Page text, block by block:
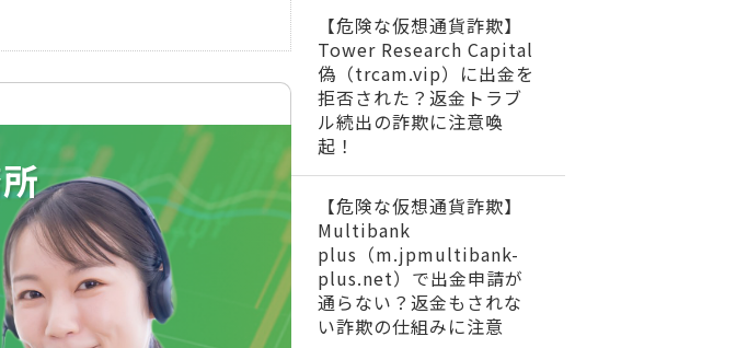
【危険な仮想通貨詐欺】
Tower Research Capital
偽（trcam.vip）に出金を
拒否された？返金トラブ
ル続出の詐欺に注意喚
起！
【危険な仮想通貨詐欺】
Multibank
plus（m.jpmultibank-
plus.net）で出金申請が
通らない？返金もされな
い詐欺の仕組みに注意